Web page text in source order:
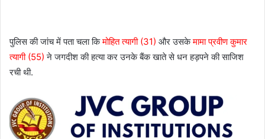
पुलिस की जांच में पता चला किमोहित त्यागी (31) और उसकेमामा प्रवीण कुमार
त्यागी (55) ने जगदीश की हत्या कर उनके बैंक खाते से धन हड़पने की साजिश
रची थी.